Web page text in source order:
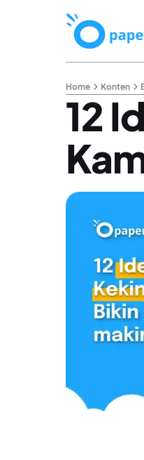
Home Konten
12